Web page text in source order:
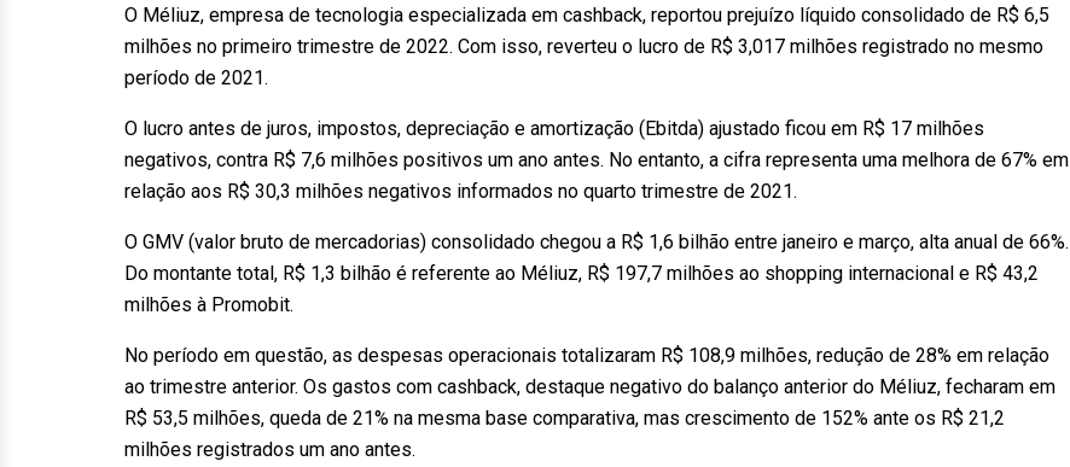
O Méliuz, empresa de tecnologia especializada em cashback, reportou prejuízo líquido consolidado de R$ 6,5
milhões no primeiro trimestre de 2022. Com isso, reverteu o lucro de R$ 3,017 milhões registrado no mesmo
período de 2021.
O lucro antes de juros, impostos, depreciação e amortização (Ebitda) ajustado ficou em R$ 17 milhões
negativos, contra R$ 7,6 milhões positivos um ano antes. No entanto, a cifra representa uma melhora de 67% em
relação aos R$ 30,3 milhões negativos informados no quarto trimestre de 2021.
O GMV (valor bruto de mercadorias) consolidado chegou a R$ 1,6 bilhão entre janeiro e março, alta anual de 66%.
Do montante total, R$ 1,3 bilhão é referente ao Méliuz, R$ 197,7 milhões ao shopping internacional e R$ 43,2
milhões à Promobit.
No período em questão, as despesas operacionais totalizaram R$ 108,9 milhões, redução de 28% em relação
ao trimestre anterior. Os gastos com cashback, destaque negativo do balanço anterior do Méliuz, fecharam em
R$ 53,5 milhões, queda de 21% na mesma base comparativa, mas crescimento de 152% ante os R$ 21,2
milhões registrados um ano antes.